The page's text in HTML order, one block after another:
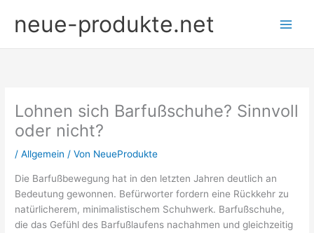
Inhaltneue-produkte.net
Lohnen sich Barfußschuhe? Sinnvoll
oder nicht?
/Allgemein / Von NeueProdukte
Die Barfußbewegung hat in den letzten Jahren deutlich an
Bedeutung gewonnen. Befürworter fordern eine Rückkehr zu
natürlicherem, minimalistischem Schuhwerk. Barfußschuhe,
die das Gefühl des Barfußlaufens nachahmen und gleichzeitig